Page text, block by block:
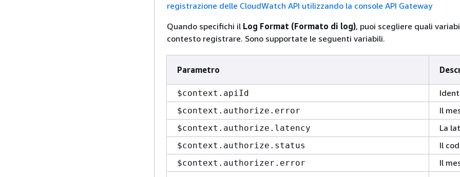
registrazione delle CloudWatch API utilizzando la console API Gateway
Quando specifichi il Log Format (Formato di log), puoi scegliere quali
contesto registrare. Sono supportate le seguenti variabili.
Parametro
$context.apiId
$context.authorize.error Il
$context.authorize.latency La
$context.authorize.status Il
$context.authorizer.error Il